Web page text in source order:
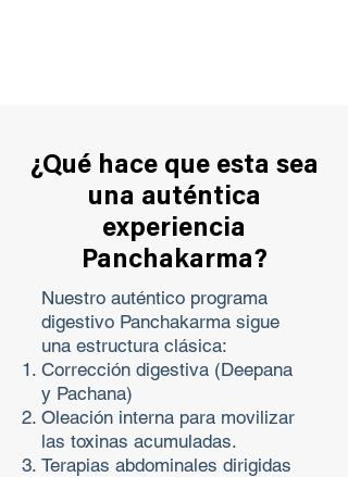
¿Qué hace que esta sea
una auténtica
experiencia
Panchakarma?
Nuestro auténtico programa
digestivo Panchakarma sigue
una estructura clásica:
Corrección digestiva (Deepana
y Pachana)
Oleación interna para movilizar
las toxinas acumuladas.
Terapias abdominales dirigidas